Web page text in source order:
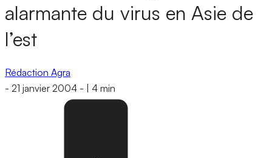
alarmante du virus en Asie de
l’est
Rédaction Agra
- 21 janvier 2004 - 4 min